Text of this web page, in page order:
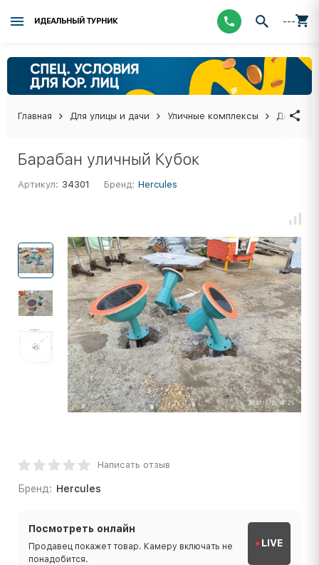
ИДЕАЛЬНЫЙ ТУРНИК ---
Главная Для улицы и дачи Уличные комплексы Детские
Барабан уличный Кубок
Артикул: 34301 Бренд: Hercules
Написать отзыв
Бренд: Hercules
Посмотреть онлайн
Продавец покажет товар. Камеру включать не
понадобится.
LIVE